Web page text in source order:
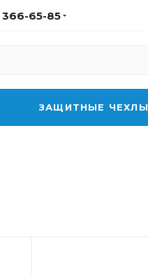
366-65-85
ЗАЩИТНЫЕ ЧЕХЛЫ